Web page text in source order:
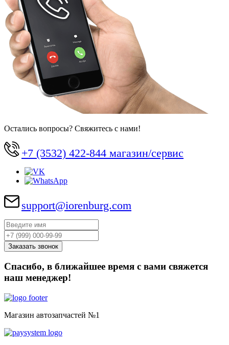
Остались вопросы? Свяжитесь с нами!
+7 (3532) 422-844 магазин/сервис
support@iorenburg.com
Спасибо, в ближайшее время с вами свяжется
наш менеджер!
Магазин автозапчастей №1